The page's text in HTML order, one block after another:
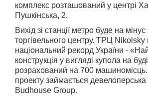
комплекс розташований у центрі
Пушкінська, 2.
Вихід зі станції метро буде на
торгівельного центру. ТРЦ Nikolsky
національний рекорд України -
конструкція у вигляді купола на
розрахований на 700 машиномісць.
проекту займається девелоперська
Budhouse Group.